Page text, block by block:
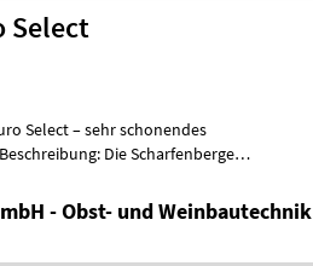
Select
Select – sehr schonendes
- Obst- und Weinbautechnik